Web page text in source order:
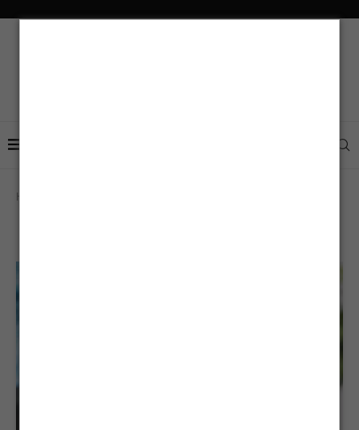
Home